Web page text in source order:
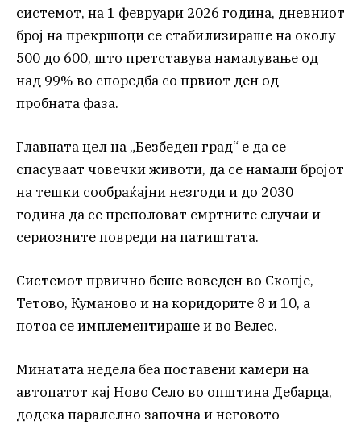
системот, на 1 февруари 2026 година, дневниот
број на прекршоци се стабилизираше на околу
500 до 600, што претставува намалување од
над 99% во споредба со првиот ден од
пробната фаза.
Главната цел на „Безбеден град“ е да се
спасуваат човечки животи, да се намали бројот
на тешки сообраќајни незгоди и до 2030
година да се преполоват смртните случаи и
сериозните повреди на патиштата.
Системот првично беше воведен во Скопје,
Тетово, Куманово и на коридорите 8 и 10, а
потоа се имплементираше и во Велес.
Минатата недела беа поставени камери на
автопатот кај Ново Село во општина Дебарца,
додека паралелно започна и неговото